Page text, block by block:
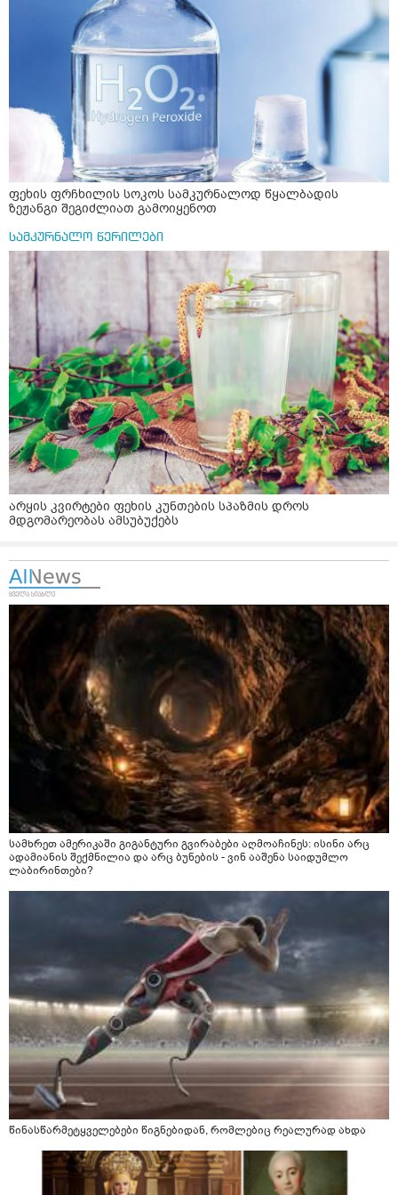
ფეხის ფრჩხილის სოკოს სამკურნალოდ წყალბადის
ზეჟანგი შეგიძლიათ გამოიყენოთ
სამკურნალო წერილები
არყის კვირტები ფეხის კუნთების სპაზმის დროს
მდგომარეობას ამსუბუქებს
სამხრეთ ამერიკაში გიგანტური გვირაბები აღმოაჩინეს: ისინი არც
ადამიანის შექმნილია და არც ბუნების - ვინ ააშენა საიდუმლო
ლაბირინთები?
წინასწარმეტყველებები წიგნებიდან, რომლებიც რეალურად ახდა